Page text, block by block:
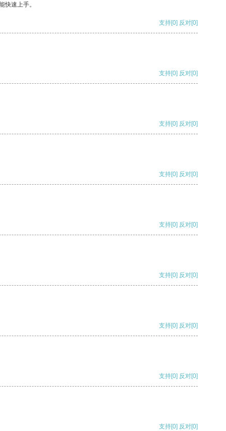
快速上手。
支持[0] 反对[0]
支持[0] 反对[0]
支持[0] 反对[0]
支持[0] 反对[0]
支持[0] 反对[0]
支持[0] 反对[0]
支持[0] 反对[0]
支持[0] 反对[0]
支持[0] 反对[0]